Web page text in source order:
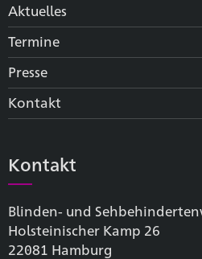
Aktuelles
Termine
Presse
Kontakt
Kontakt
Blinden- und
Holsteinischer Kamp 26
22081 Hamburg